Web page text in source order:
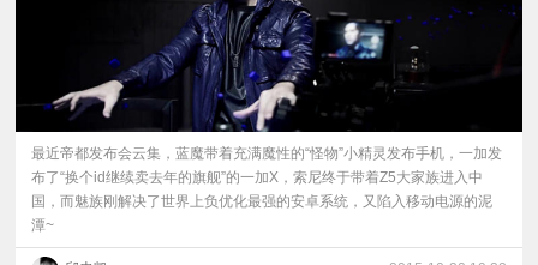
最近帝都发布会云集，蓝魔带着充满魔性的“怪物”小精灵发布手机，一加发
布了“换个id继续卖去年的旗舰”的一加X，索尼终于带着Z5大家族进入中
国，而魅族刚解决了世界上负优化最强的安卓系统，又陷入移动电源的泥
潭~